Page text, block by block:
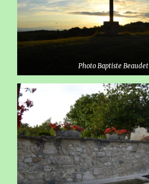
Photo Baptiste Beaudet